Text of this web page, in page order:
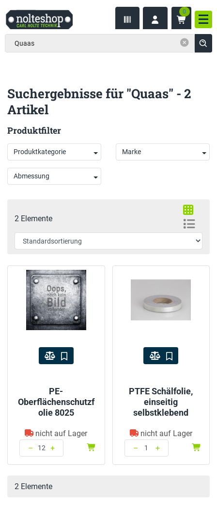
0
Suchergebnisse für "Quaas" - 2
Artikel
Produktfilter
Produktkategorie Marke
Abmessung
2 Elemente
PE-
Oberflächenschutzf
olie 8025
nicht auf Lager
–
+
Menge: 12
PTFE Schälfolie,
einseitig
selbstklebend
nicht auf Lager
–
+
Menge: 1
2 Elemente